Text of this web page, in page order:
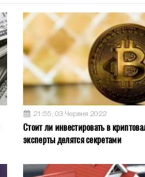
21:55, 03 Червня 2022
Стоит ли инвестировать в
эксперты делятся секретами